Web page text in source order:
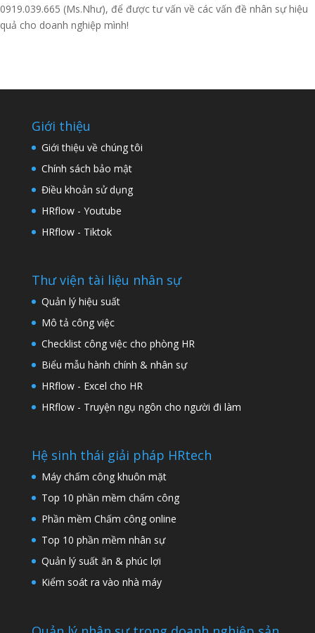
0919.039.665 (Ms.Như), để được tư vấn về các vấn đề nhân sự hiệu
quả cho doanh nghiệp mình!
Giới thiệu
Giới thiệu về chúng tôi
Chính sách bảo mật
Điều khoản sử dụng
HRflow - Youtube
HRflow - Tiktok
Thư viện tài liệu nhân sự
Quản lý hiệu suất
Mô tả công việc
Checklist công việc cho phòng HR
Biểu mẫu hành chính & nhân sự
HRflow - Excel cho HR
HRflow - Truyện ngụ ngôn cho người đi làm
Hệ sinh thái giải pháp HRtech
Máy chấm công khuôn mặt
Top 10 phần mềm chấm công
Phần mềm Chấm công online
Top 10 phần mềm nhân sự
Quản lý suất ăn & phúc lợi
Kiểm soát ra vào nhà máy